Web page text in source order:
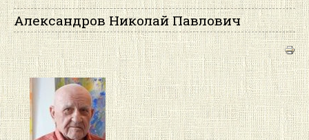
Александров Николай Павлович